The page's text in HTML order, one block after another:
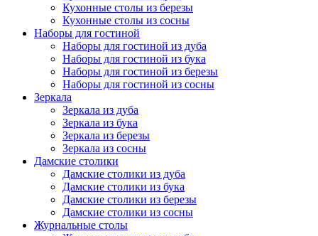
Кухонные столы из березы
Кухонные столы из сосны
Наборы для гостиной
Наборы для гостиной из дуба
Наборы для гостиной из бука
Наборы для гостиной из березы
Наборы для гостиной из сосны
Зеркала
Зеркала из дуба
Зеркала из бука
Зеркала из березы
Зеркала из сосны
Дамские столики
Дамские столики из дуба
Дамские столики из бука
Дамские столики из березы
Дамские столики из сосны
Журнальные столы